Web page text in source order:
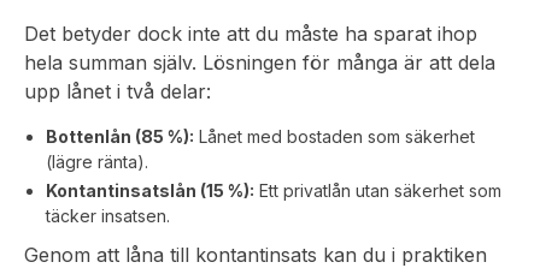
Det betyder dock inte att du måste ha sparat ihop
hela summan själv. Lösningen för många är att dela
upp lånet i två delar:
Bottenlån (85 %): Lånet med bostaden som säkerhet
(lägre ränta).
Kontantinsatslån (15 %): Ett privatlån utan säkerhet som
täcker insatsen.
Genom att låna till kontantinsats kan du i praktiken